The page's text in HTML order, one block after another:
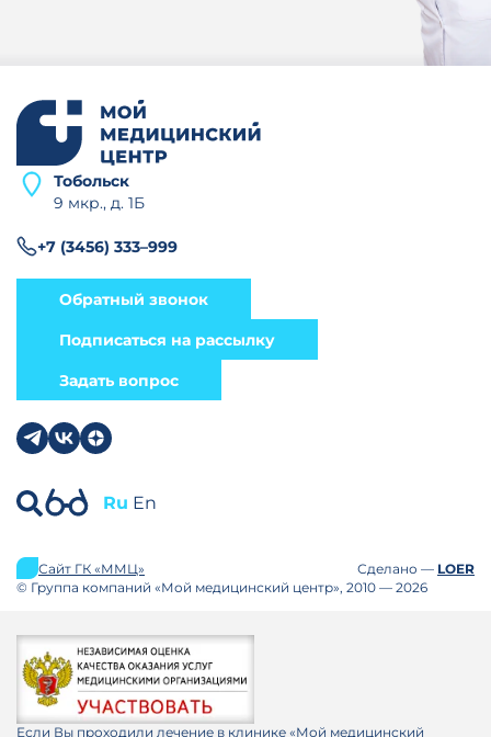
+7 (3456) 333–999
Тобольск
9 мкр., д. 1Б
Обратный звонок
Подписаться на рассылку
Задать вопрос
Ru En
Сайт ГК «ММЦ» Сделано — LOER
© Группа компаний «Мой медицинский центр», 2010 — 2026
Если Вы проходили лечение в клинике «Мой медицинский